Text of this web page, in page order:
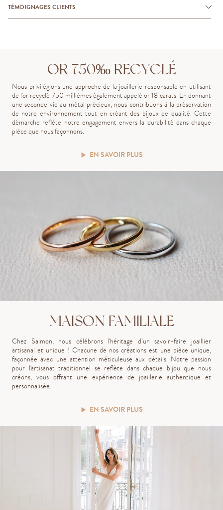
TÉMOIGNAGES CLIENTS
OR 750‰ RECYCLÉ
Nous privilégions une approche de la joaillerie responsable en utilisant
de l'or recyclé 750 millièmes également appelé or 18 carats. En donnant
une seconde vie au métal précieux, nous contribuons à la préservation
de notre environnement tout en créant des bijoux de qualité. Cette
démarche reflète notre engagement envers la durabilité dans chaque
pièce que nous façonnons.
EN SAVOIR PLUS
MAISON FAMILIALE
Chez Salmon, nous célébrons l'héritage d’un savoir-faire joaillier
artisanal et unique ! Chacune de nos créations est une pièce unique,
façonnée avec une attention méticuleuse aux détails. Notre passion
pour l'artisanat traditionnel se reflète dans chaque bijou que nous
créons, vous offrant une expérience de joaillerie authentique et
personnalisée.
EN SAVOIR PLUS